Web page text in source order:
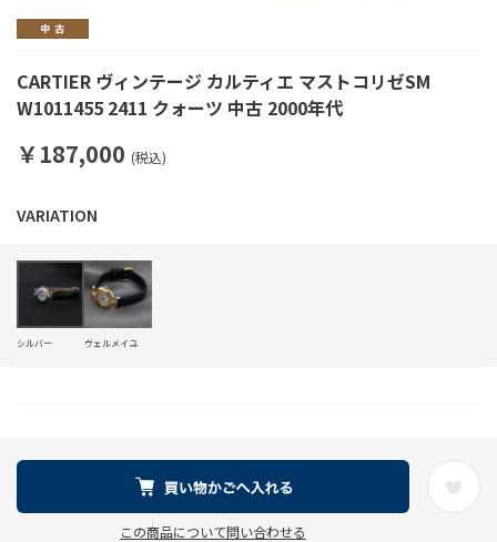
CARTIER ヴィンテージ カルティエ マストコリゼSM
W1011455 2411 クォーツ 中古 2000年代
￥187,000 (税込)
シルバー ヴェルメイユ
この商品について問い合わせる